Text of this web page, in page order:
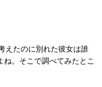
えたのに別れた彼女は誰
。そこで調べてみたとこ